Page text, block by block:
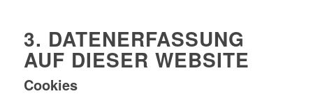
3. DATENERFASSUNG
AUF DIESER WEBSITE
Cookies